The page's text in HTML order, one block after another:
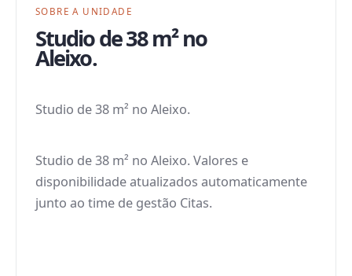
SOBRE A UNIDADE
Studiode38 m²no
Aleixo.
Studio de 38 m² no Aleixo.
Studio de 38 m² no Aleixo. Valores e
disponibilidade atualizados automaticamente
junto ao time de gestão Citas.